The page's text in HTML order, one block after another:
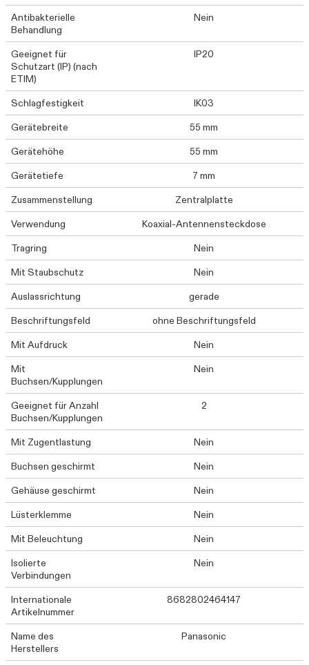
Antibakterielle
Behandlung
Nein
Geeignet für
Schutzart (IP) (nach
ETIM)
IP20
Schlagfestigkeit
IK03
Gerätebreite
55 mm
Gerätehöhe
55 mm
Gerätetiefe
7 mm
Zusammenstellung
Zentralplatte
Verwendung
Koaxial-Antennensteckdose
Tragring
Nein
Mit Staubschutz
Nein
Auslassrichtung
gerade
Beschriftungsfeld
ohne Beschriftungsfeld
Mit Aufdruck
Nein
Mit
Buchsen/Kupplungen
Nein
Geeignet für Anzahl
Buchsen/Kupplungen
2
Mit Zugentlastung
Nein
Buchsen geschirmt
Nein
Gehäuse geschirmt
Nein
Lüsterklemme
Nein
Mit Beleuchtung
Nein
Isolierte
Verbindungen
Nein
Internationale
Artikelnummer
8682802464147
Name des
Herstellers
Panasonic